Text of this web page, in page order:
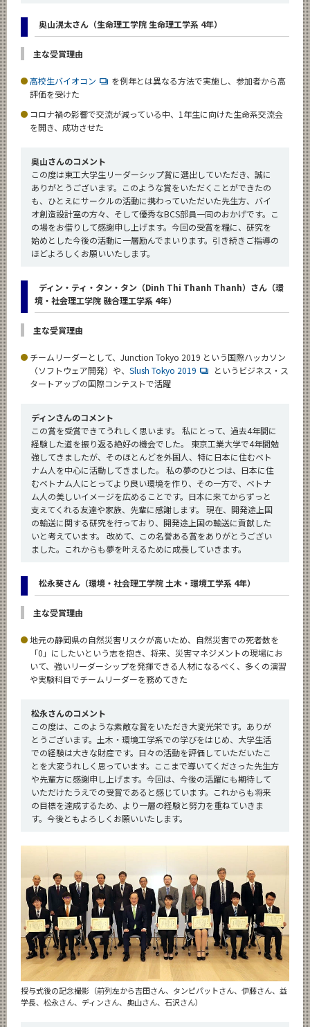
奥山滉太さん（生命理工学院 生命理工学系 4年）
主な受賞理由
高校生バイオコン
を例年とは異なる方法で実施し、参加者から高
評価を受けた
コロナ禍の影響で交流が減っている中、1年生に向けた生命系交流会
を開き、成功させた
奥山さんのコメント
この度は東工大学生リーダーシップ賞に選出していただき、誠に
ありがとうございます。このような賞をいただくことができたの
も、ひとえにサークルの活動に携わっていただいた先生方、バイ
オ創造設計室の方々、そして優秀なBCS部員一同のおかげです。こ
の場をお借りして感謝申し上げます。今回の受賞を糧に、研究を
始めとした今後の活動に一層励んでまいります。引き続きご指導の
ほどよろしくお願いいたします。
ディン・ティ・タン・タン（Dinh Thi Thanh Thanh）さん（環
境・社会理工学院 融合理工学系 4年）
主な受賞理由
チームリーダーとして、Junction Tokyo 2019 という国際ハッカソン
（ソフトウェア開発）や、 Slush Tokyo 2019
というビジネス・ス
タートアップの国際コンテストで活躍
ディンさんのコメント
この賞を受賞できてうれしく思います。 私にとって、過去4年間に
経験した道を振り返る絶好の機会でした。 東京工業大学で4年間勉
強してきましたが、そのほとんどを外国人、特に日本に住むベト
ナム人を中心に活動してきました。 私の夢のひとつは、日本に住
むベトナム人にとってより良い環境を作り、その一方で、ベトナ
ム人の美しいイメージを広めることです。日本に来てからずっと
支えてくれる友達や家族、先輩に感謝します。 現在、開発途上国
の輸送に関する研究を行っており、開発途上国の輸送に貢献した
いと考えています。 改めて、この名誉ある賞をありがとうござい
ました。これからも夢を叶えるために成長していきます。
松永葵さん（環境・社会理工学院 土木・環境工学系 4年）
主な受賞理由
地元の静岡県の自然災害リスクが高いため、自然災害での死者数を
「0」にしたいという志を抱き、将来、災害マネジメントの現場にお
いて、強いリーダーシップを発揮できる人材になるべく、多くの演習
や実験科目でチームリーダーを務めてきた
松永さんのコメント
この度は、このような素敵な賞をいただき大変光栄です。ありが
とうございます。土木・環境工学系での学びをはじめ、大学生活
での経験は大きな財産です。日々の活動を評価していただいたこ
とを大変うれしく思っています。ここまで導いてくださった先生方
や先輩方に感謝申し上げます。今回は、今後の活躍にも期待して
いただけたうえでの受賞であると感じています。これからも将来
の目標を達成するため、より一層の経験と努力を重ねていきま
す。今後ともよろしくお願いいたします。
授与式後の記念撮影（前列左から吉田さん、タンピパットさん、伊藤さん、益
学長、松永さん、ディンさん、奥山さん、石沢さん）